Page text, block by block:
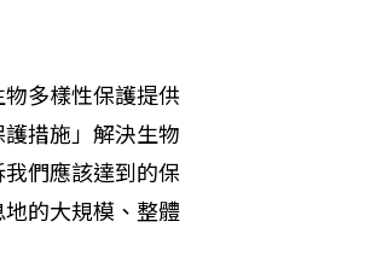
多樣性保護提供
措施」解決生物
們應該達到的保
的大規模、整體